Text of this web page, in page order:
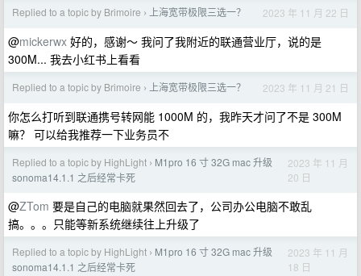
Replied to a topic by Brimoire › 上海宽带极限三选一？ 2023 年 11 月 22 日
@mickerwx 好的，感谢～ 我问了我附近的联通营业厅，说的是
300M... 我去小红书上看看
Replied to a topic by Brimoire › 上海宽带极限三选一？ 2023 年 11 月 21 日
你怎么打听到联通携号转网能 1000M 的，我昨天才问了不是 300M
嘛？ 可以给我推荐一下业务员不
Replied to a topic by HighLight › M1pro 16 寸 32G mac 升级
sonoma14.1.1 之后经常卡死
2023 年 11 月
20 日
@ZTom 要是自己的电脑就果然回去了，公司办公电脑不敢乱
搞。。。只能等新系统继续往上升级了
Replied to a topic by HighLight › M1pro 16 寸 32G mac 升级
sonoma14.1.1 之后经常卡死
2023 年 11 月
18 日